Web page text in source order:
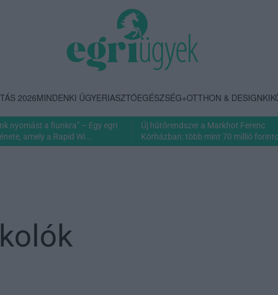
2026MINDENKI ÜGYERIASZTÓEGÉSZSÉG+OTTHON & DESIGN
nyomást a fiunkra” – Egy egri
amely a Rapid Wi...
Új hűtőrendszer a Markhot Ferenc
Kórházban: több mint 70 millió